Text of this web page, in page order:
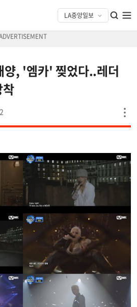
양, '엠카' 찢었다..레더